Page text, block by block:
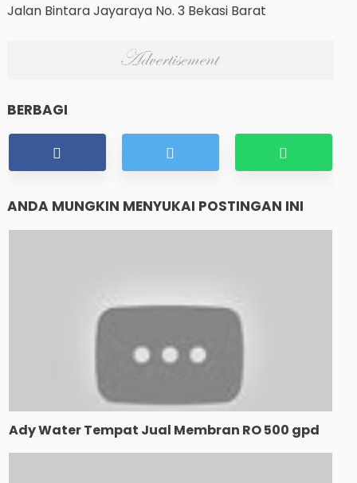
Jalan Bintara Jayaraya No. 3 Bekasi Barat
BERBAGI
ANDA MUNGKIN MENYUKAI POSTINGAN INI
Ady Water Tempat Jual Membran RO 500 gpd